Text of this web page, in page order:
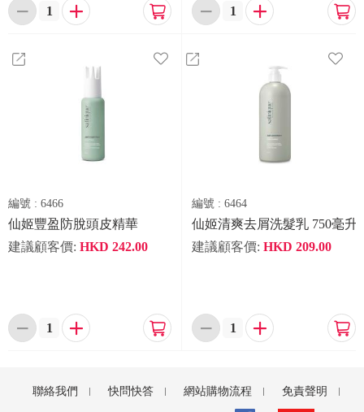
     
編號 : 6466
仙姬豐盈防脫頭皮精華
建議顧客價: HKD 242.00
  
編號 : 6464
仙姬清爽去屑洗髮乳 750毫升
建議顧客價: HKD 209.00
  
聯絡我們 快問快答 網站購物流程 免責聲明